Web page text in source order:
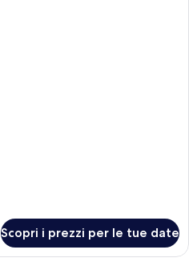
Scopri i prezzi per le tue date